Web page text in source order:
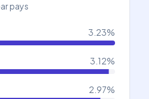
pays
3.23%
3.12%
2.97%